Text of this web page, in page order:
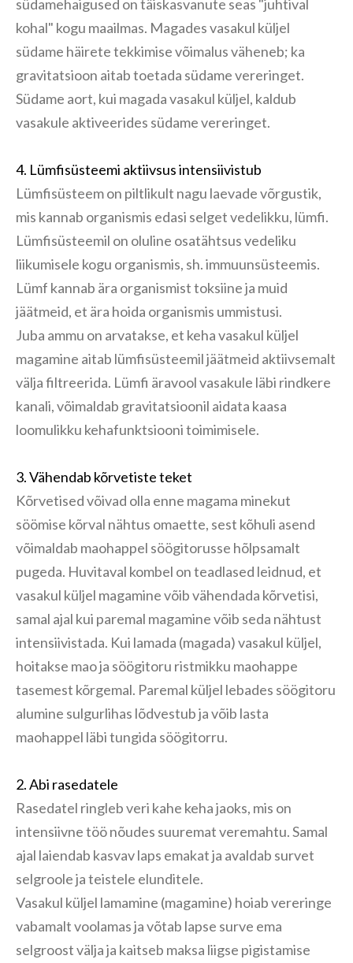
südamehaigused on täiskasvanute seas "juhtival
kohal" kogu maailmas. Magades vasakul küljel
südame häirete tekkimise võimalus väheneb; ka
gravitatsioon aitab toetada südame vereringet.
Südame aort, kui magada vasakul küljel, kaldub
vasakule aktiveerides südame vereringet.
4. Lümfisüsteemi aktiivsus intensiivistub
Lümfisüsteem on piltlikult nagu laevade võrgustik,
mis kannab organismis edasi selget vedelikku, lümfi.
Lümfisüsteemil on oluline osatähtsus vedeliku
liikumisele kogu organismis, sh. immuunsüsteemis.
Lümf kannab ära organismist toksiine ja muid
jäätmeid, et ära hoida organismis ummistusi.
Juba ammu on arvatakse, et keha vasakul küljel
magamine aitab lümfisüsteemil jäätmeid aktiivsemalt
välja filtreerida. Lümfi äravool vasakule läbi rindkere
kanali, võimaldab gravitatsioonil aidata kaasa
loomulikku kehafunktsiooni toimimisele.
3. Vähendab kõrvetiste teket
Kõrvetised võivad olla enne magama minekut
söömise kõrval nähtus omaette, sest kõhuli asend
võimaldab maohappel söögitorusse hõlpsamalt
pugeda. Huvitaval kombel on teadlased leidnud, et
vasakul küljel magamine võib vähendada kõrvetisi,
samal ajal kui paremal magamine võib seda nähtust
intensiivistada. Kui lamada (magada) vasakul küljel,
hoitakse mao ja söögitoru ristmikku maohappe
tasemest kõrgemal. Paremal küljel lebades söögitoru
alumine sulgurlihas lõdvestub ja võib lasta
maohappel läbi tungida söögitorru.
2. Abi rasedatele
Rasedatel ringleb veri kahe keha jaoks, mis on
intensiivne töö nõudes suuremat veremahtu. Samal
ajal laiendab kasvav laps emakat ja avaldab survet
selgroole ja teistele elunditele.
Vasakul küljel lamamine (magamine) hoiab vereringe
vabamalt voolamas ja võtab lapse surve ema
selgroost välja ja kaitseb maksa liigse pigistamise